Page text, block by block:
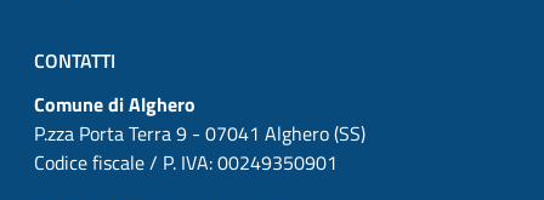
CONTATTI
Comune di Alghero
P.zza Porta Terra 9 - 07041 Alghero (SS)
Codice fiscale / P. IVA: 00249350901